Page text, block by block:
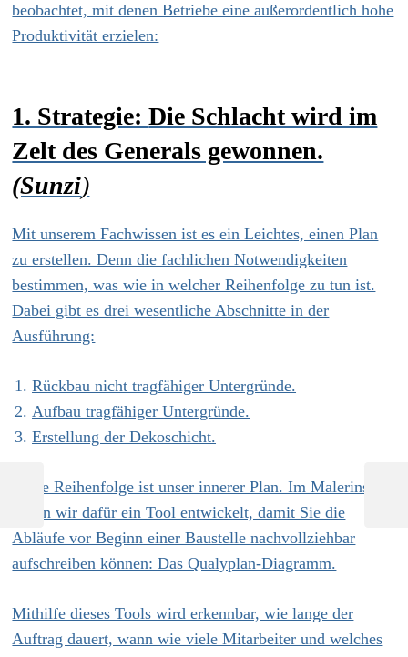
beobachtet, mit denen Betriebe eine außerordentlich hohe
Produktivität erzielen:
1. Strategie:Die Schlacht wird im
Zelt des Generals gewonnen.
(Sunzi)
Mit unserem Fachwissen ist es ein Leichtes, einen Plan
zu erstellen. Denn die fachlichen Notwendigkeiten
bestimmen, was wie in welcher Reihenfolge zu tun ist.
Dabei gibt es drei wesentliche Abschnitte in der
Ausführung:
Rückbau nicht tragfähiger Untergründe.
Aufbau tragfähiger Untergründe.
Erstellung der Dekoschicht.
Diese Reihenfolge ist unser innerer Plan. Im Malerinstitut
haben wir dafür ein Tool entwickelt, damit Sie die
Abläufe vor Beginn einer Baustelle nachvollziehbar
aufschreiben können: Das Qualyplan-Diagramm.
Mithilfe dieses Tools wird erkennbar, wie lange der
Auftrag dauert, wann wie viele Mitarbeiter und welches
Beitragsnavigation